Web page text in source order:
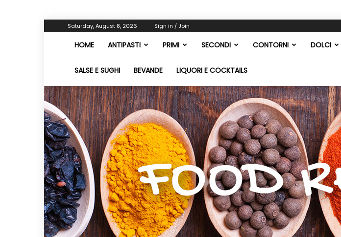
Saturday, August 8, 2026 Sign in / Join
HOME ANTIPASTI PRIMI SECONDI CONTORNI DOLCI
SALSE E SUGHI BEVANDE LIQUORI E COCKTAILS